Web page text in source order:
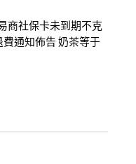
商社保卡未到期不克
費通知佈告 奶茶等于